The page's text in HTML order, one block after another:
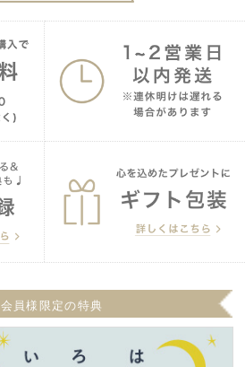
会員様限定の特典